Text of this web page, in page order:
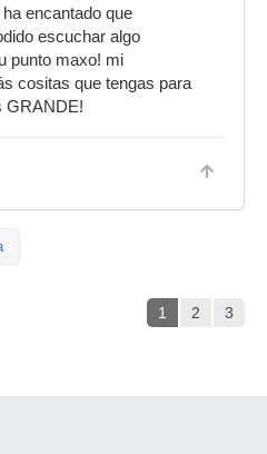
encantado que
escuchar algo
punto maxo! mi
cositas que tengas para
GRANDE!
1 2 3